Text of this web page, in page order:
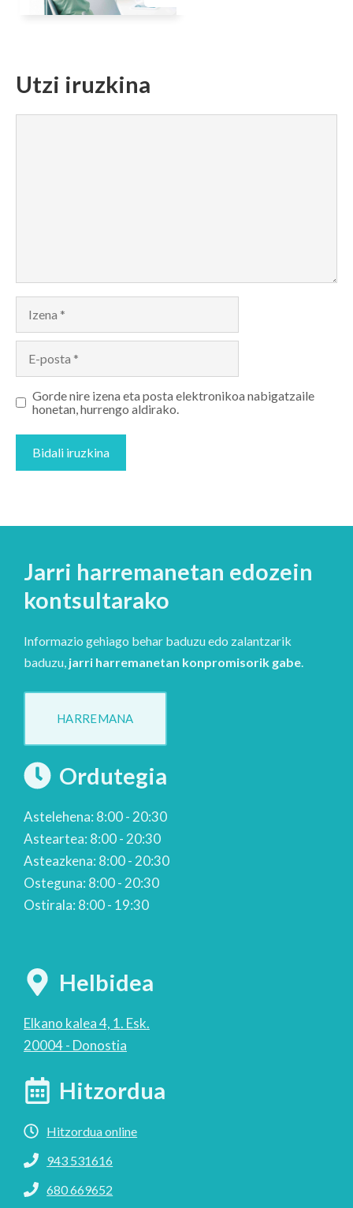
Utzi iruzkina
Gorde nire izena eta posta elektronikoa nabigatzaile
honetan, hurrengo aldirako.
Jarri harremanetan edozein
kontsultarako
Informazio gehiago behar baduzu edo zalantzarik
baduzu, jarri harremanetan konpromisorik gabe.
HARREMANA
Ordutegia
Astelehena: 8:00 - 20:30
Asteartea: 8:00 - 20:30
Asteazkena: 8:00 - 20:30
Osteguna: 8:00 - 20:30
Ostirala: 8:00 - 19:30
Helbidea
Elkano kalea 4, 1. Esk.
20004 - Donostia
Hitzordua
Hitzordua online
943 531616
680 669652